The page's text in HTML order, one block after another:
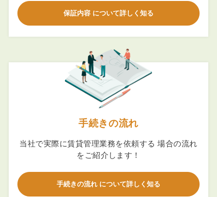
保証内容 について詳しく知る
手続きの流れ
当社で実際に賃貸管理業務を依頼する 場合の流れ
をご紹介します！
手続きの流れ について詳しく知る